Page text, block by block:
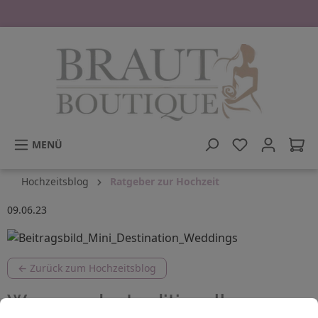
MENÜ
Hochzeitsblog Ratgeber zur Hochzeit
09.06.23
← Zurück zum Hochzeitsblog
Weg von der traditionellen